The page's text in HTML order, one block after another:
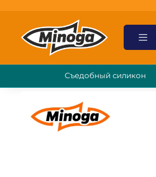
Съедобный силикон